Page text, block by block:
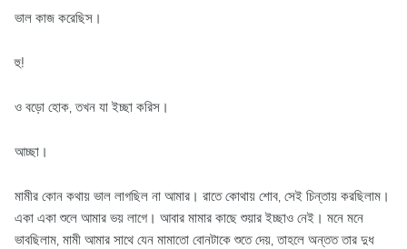
ভাল কাজ করেছিস।
হু!
ও বড়ো হোক, তখন যা ইচ্ছা করিস।
আচ্ছা।
মামীর কোন কথায় ভাল লাগছিল না আমার। রাতে কোথায় শোব, সেই চিন্তায় করছিলাম।
একা একা শুলে আমার ভয় লাগে। আবার মামার কাছে শুয়ার ইচ্ছাও নেই। মনে মনে
ভাবছিলাম, মামী আমার সাথে যেন মামাতো বোনটাকে শুতে দেয়, তাহলে অন্তত তার দুধ